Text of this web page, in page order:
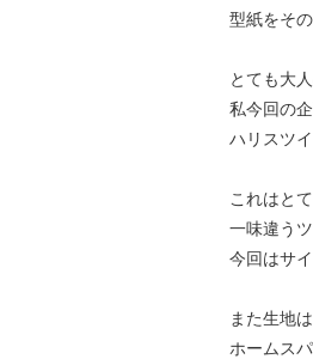
型紙をその
とても大
私今回の
ハリスツ
これはと
一味違う
今回はサ
また生地
ホームス